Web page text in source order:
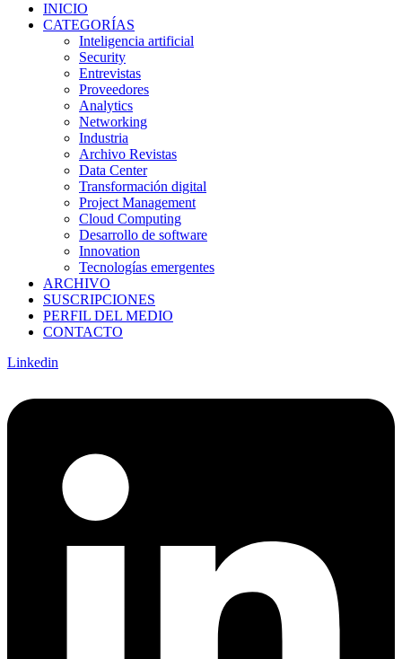
INICIO
CATEGORÍAS
Inteligencia artificial
Security
Entrevistas
Proveedores
Analytics
Networking
Industria
Archivo Revistas
Data Center
Transformación digital
Project Management
Cloud Computing
Desarrollo de software
Innovation
Tecnologías emergentes
ARCHIVO
SUSCRIPCIONES
PERFIL DEL MEDIO
CONTACTO
Linkedin